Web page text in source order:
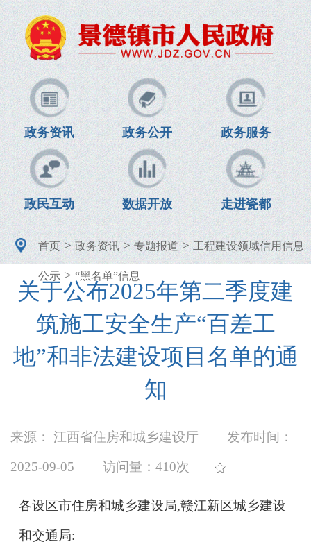
政务资讯 政务公开 政务服务
政民互动 数据开放 走进瓷都
首页>政务资讯>专题报道>工程建设领域信用信息
公示> “黑名单”信息
关于公布2025年第二季度建
筑施工安全生产“百差工
地”和非法建设项目名单的通
知
来源： 江西省住房和城乡建设厅 发布时间：
2025-09-05 访问量： 410次
各设区市住房和城乡建设局,赣江新区城乡建设
和交通局: